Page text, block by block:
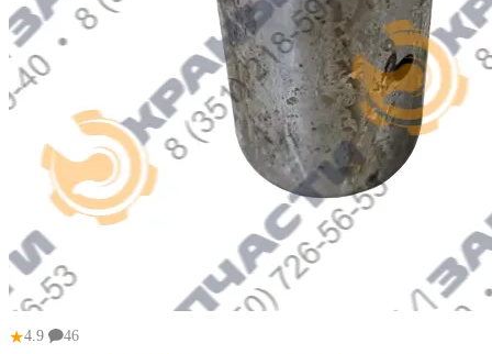
★4.9 46